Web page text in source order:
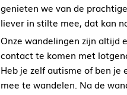
genieten we van de
liever in stilte mee, dat kan
Onze wandelingen zijn altijd
contact te komen met
Heb je zelf autisme of ben
mee te wandelen. Na de